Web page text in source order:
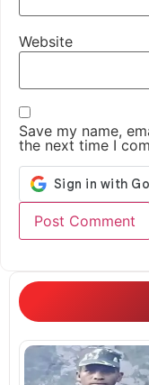
Website
Save my name,
the next time I